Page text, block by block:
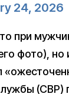
24, 2026
при
фото), но
(СBP)